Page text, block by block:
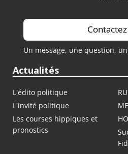
Un message, une question,
Actualités
L'édito politique
L'invité politique
Les courses hippiques et
pronostics